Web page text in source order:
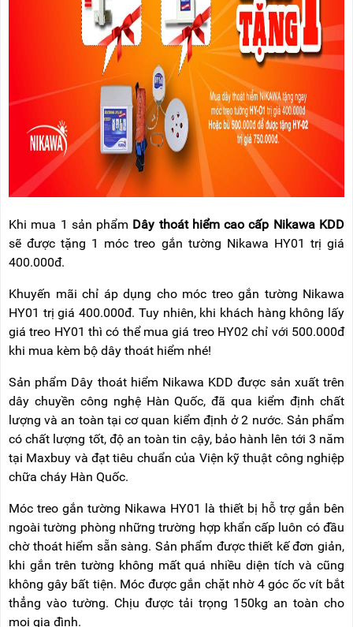
Khi mua 1 sản phẩm Dây thoát hiểm cao cấp Nikawa KDD
sẽ được tặng 1 móc treo gắn tường Nikawa HY01 trị giá
400.000đ.
Khuyến mãi chỉ áp dụng cho móc treo gắn tường Nikawa
HY01 trị giá 400.000đ. Tuy nhiên, khi khách hàng không lấy
giá treo HY01 thì có thể mua giá treo HY02 chỉ với 500.000đ
khi mua kèm bộ dây thoát hiểm nhé!
Sản phẩm Dây thoát hiểm Nikawa KDD được sản xuất trên
dây chuyền công nghệ Hàn Quốc, đã qua kiểm định chất
lượng và an toàn tại cơ quan kiểm định ở 2 nước. Sản phẩm
có chất lượng tốt, độ an toàn tin cậy, bảo hành lên tới 3 năm
tại Maxbuy và đạt tiêu chuẩn của Viện kỹ thuật công nghiệp
chữa cháy Hàn Quốc.
Móc treo gắn tường Nikawa HY01 là thiết bị hỗ trợ gắn bên
ngoài tường phòng những trường hợp khẩn cấp luôn có đầu
chờ thoát hiểm sẵn sàng. Sản phẩm được thiết kế đơn giản,
khi gắn trên tường không mất quá nhiều diện tích và cũng
không gây bất tiện. Móc được gắn chặt nhờ 4 góc ốc vít bắt
thẳng vào tường. Chịu được tải trọng 150kg an toàn cho
mọi gia đình.